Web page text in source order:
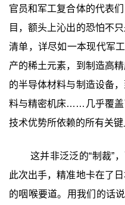
官员和军工复合体的代表
目，额头上沁出的恐怕不
清单，详尽如一本现代军
产的稀土元素，到制造高
的半导体材料与制造设备
料与精密机床……几乎覆盖
技术优势所依赖的所有关键
这并非泛泛的“制裁”
此次出手，精准地卡在了
的咽喉要道。用我们的话